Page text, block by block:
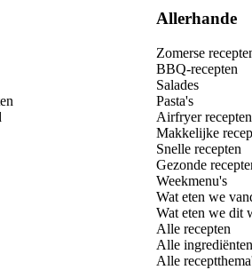
Allerhande
Zomerse
BBQ-recepten
Salades
Pasta's
Airfryer recepten
Makkelijke
Snelle recepten
Gezonde
Weekmenu's
Wat eten we
Wat eten we dit
Alle recepten
Alle ingrediënten
Alle